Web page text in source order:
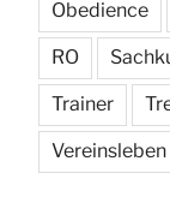
Obedience
RO
Trainer
Vereinsleben